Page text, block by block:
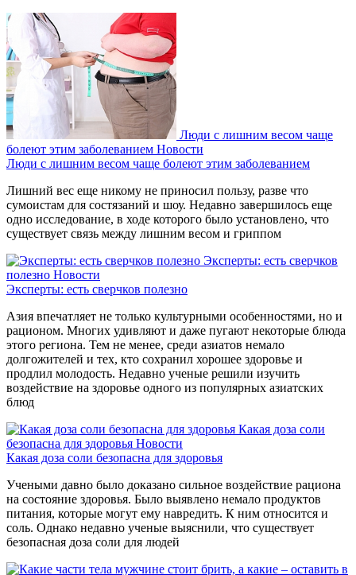
Люди с лишним весом чаще
болеют этим заболеванием Новости
Люди с лишним весом чаще болеют этим заболеванием
Лишний вес еще никому не приносил пользу, разве что
сумоистам для состязаний и шоу. Недавно завершилось еще
одно исследование, в ходе которого было установлено, что
существует связь между лишним весом и гриппом
Эксперты: есть сверчков
полезно Новости
Эксперты: есть сверчков полезно
Азия впечатляет не только культурными особенностями, но и
рационом. Многих удивляют и даже пугают некоторые блюда
этого региона. Тем не менее, среди азиатов немало
долгожителей и тех, кто сохранил хорошее здоровье и
продлил молодость. Недавно ученые решили изучить
воздействие на здоровье одного из популярных азиатских
блюд
Какая доза соли
безопасна для здоровья Новости
Какая доза соли безопасна для здоровья
Учеными давно было доказано сильное воздействие рациона
на состояние здоровья. Было выявлено немало продуктов
питания, которые могут ему навредить. К ним относится и
соль. Однако недавно ученые выяснили, что существует
безопасная доза соли для людей